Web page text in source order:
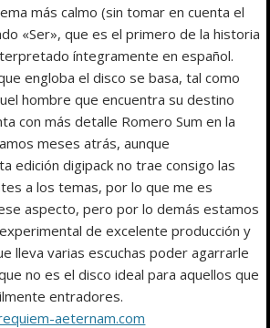
más calmo (sin tomar en cuenta el
«Ser», que es el primero de la historia
íntegramente en español.
engloba el disco se basa, tal como
hombre que encuentra su destino
con más detalle Romero Sum en la
meses atrás, aunque
edición digipack no trae consigo las
a los temas, por lo que me es
aspecto, pero por lo demás estamos
de excelente producción y
lleva varias escuchas poder agarrarle
no es el disco ideal para aquellos que
entradores.
aeternam.com